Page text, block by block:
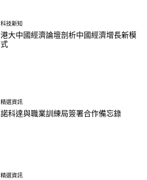
科技新知
港大中國經濟論壇剖析中國經濟增長新模
式
精選資訊
諾科達與職業訓練局簽署合作備忘錄
精選資訊